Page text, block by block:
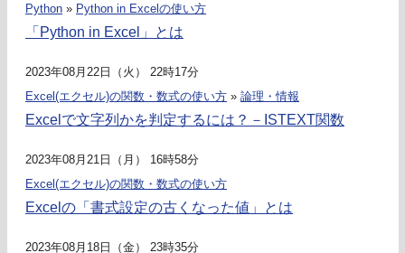
Python » Python in Excelの使い方
「Python in Excel」とは
2023年08月22日（火） 22時17分
Excel(エクセル)の関数・数式の使い方 » 論理・情報
Excelで文字列かを判定するには？－ISTEXT関数
2023年08月21日（月） 16時58分
Excel(エクセル)の関数・数式の使い方
Excelの「書式設定の古くなった値」とは
2023年08月18日（金） 23時35分